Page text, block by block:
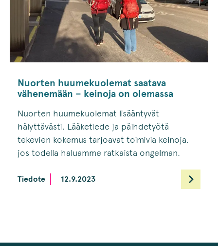
Nuorten huumekuolemat saatava
vähenemään – keinoja on olemassa
Nuorten huumekuolemat lisääntyvät
hälyttävästi. Lääketiede ja päihdetyötä
tekevien kokemus tarjoavat toimivia keinoja,
jos todella haluamme ratkaista ongelman.
Tiedote 12.9.2023